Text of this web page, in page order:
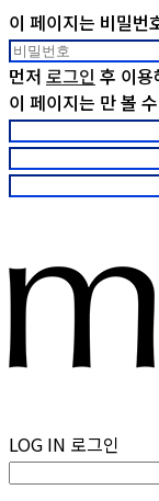
이 페이지는 비밀번
먼저 로그인 후 이
이 페이지는 만 볼
LOG IN 로그인